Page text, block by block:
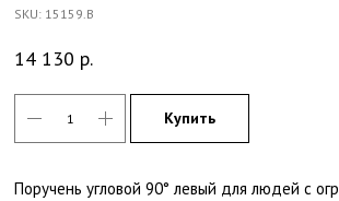
SKU: 15159.B
14 130 р.
Купить
Поручень угловой 90° левый для людей с